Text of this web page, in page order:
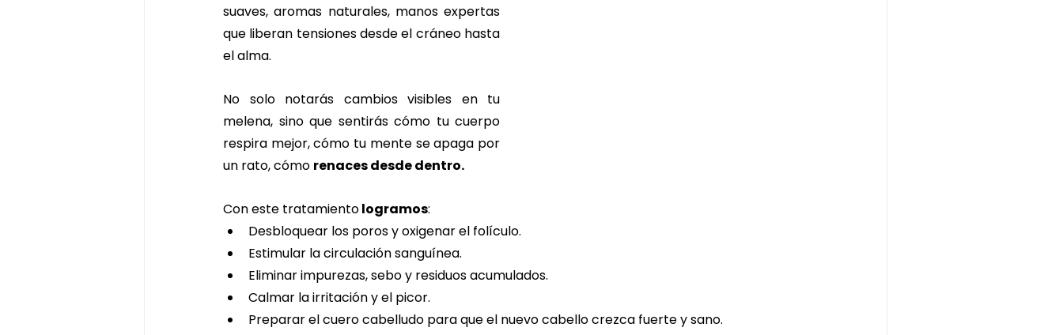
suaves, aromas naturales, manos expertas
que liberan tensiones desde el cráneo hasta
el alma.
No solo notarás cambios visibles en tu
melena, sino que sentirás cómo tu cuerpo
respira mejor, cómo tu mente se apaga por
un rato, cómo renaces desde dentro.
Con este tratamiento logramos:
Desbloquear los poros y oxigenar el folículo.
Estimular la circulación sanguínea.
Eliminar impurezas, sebo y residuos acumulados.
Calmar la irritación y el picor.
Preparar el cuero cabelludo para que el nuevo cabello crezca fuerte y sano.